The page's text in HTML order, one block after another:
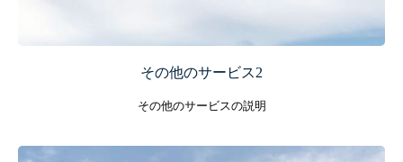
その他のサービス2
その他のサービスの説明